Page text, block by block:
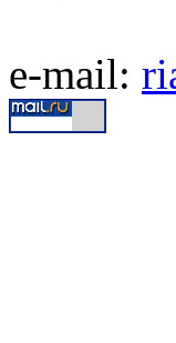
e-mail: